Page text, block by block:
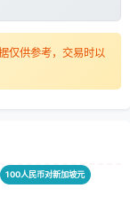
仅供参考，交易时以
100人民币对新加坡元